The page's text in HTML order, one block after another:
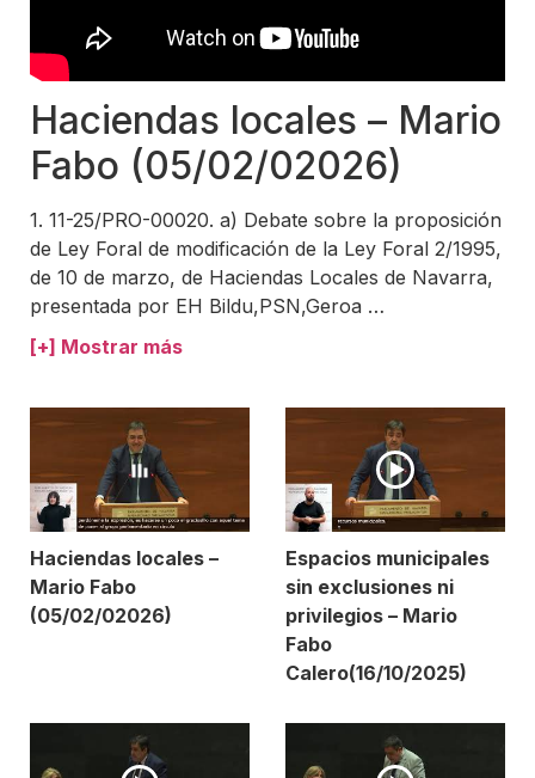
Haciendas locales – Mario
Fabo (05/02/02026)
1. 11-25/PRO-00020. a) Debate sobre la proposición
de Ley Foral de modificación de la Ley Foral 2/1995,
de 10 de marzo, de Haciendas Locales de Navarra,
presentada por EH Bildu,PSN,Geroa …
[+] Mostrar más
Haciendas locales –
Mario Fabo
(05/02/02026)
Espacios municipales
sin exclusiones ni
privilegios – Mario
Fabo
Calero(16/10/2025)